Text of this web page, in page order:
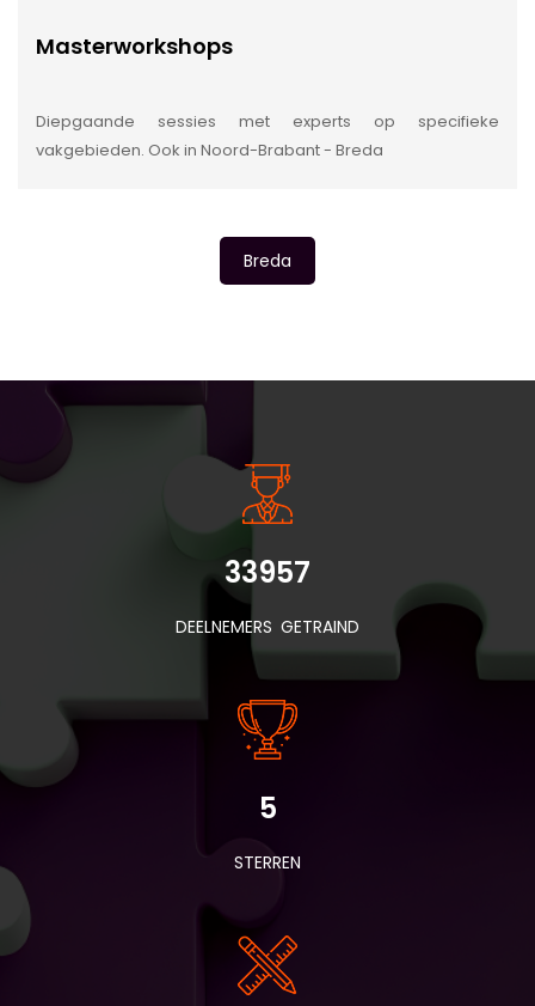
Masterworkshops
Diepgaande sessies met experts op specifieke
vakgebieden. Ook in Noord-Brabant - Breda
Breda
INSIDE INFORMATIE
33957
DEELNEMERS GETRAIND
5
STERREN